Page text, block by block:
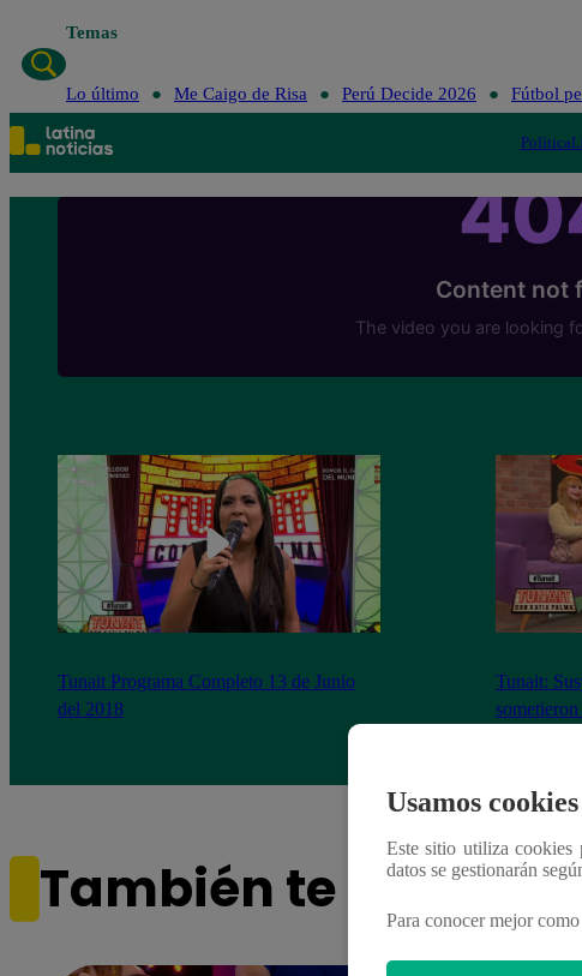
Temas
Lo último Me Caigo de Risa Perú Decide 2026 Fútbol
Política
Tunait Programa Completo 13 de Junio
del 2018
Tunait:
También te puede
Usamos
Este sitio utiliza cookies
datos se gestionarán
Para conocer mejor